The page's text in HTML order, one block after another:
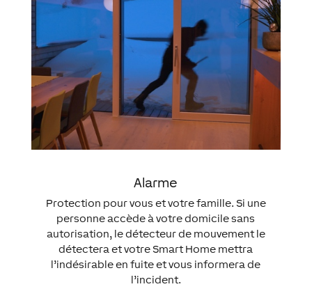
Alarme
Protection pour vous et votre famille. Si une
personne accède à votre domicile sans
autorisation, le détecteur de mouvement le
détectera et votre Smart Home mettra
l’indésirable en fuite et vous informera de
l’incident.